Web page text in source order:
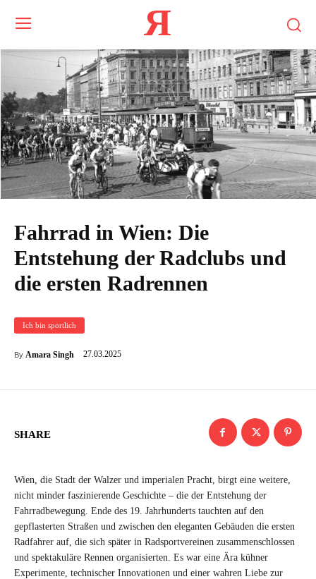
Я
Fahrrad in Wien: Die
Entstehung der Radclubs und
die ersten Radrennen
Ich bin sportlich
By Amara Singh 27.03.2025
SHARE
Wien, die Stadt der Walzer und imperialen Pracht, birgt eine weitere,
nicht minder faszinierende Geschichte – die der Entstehung der
Fahrradbewegung. Ende des 19. Jahrhunderts tauchten auf den
gepflasterten Straßen und zwischen den eleganten Gebäuden die ersten
Radfahrer auf, die sich später in Radsportvereinen zusammenschlossen
und spektakuläre Rennen organisierten. Es war eine Ära kühner
Experimente, technischer Innovationen und einer wahren Liebe zur